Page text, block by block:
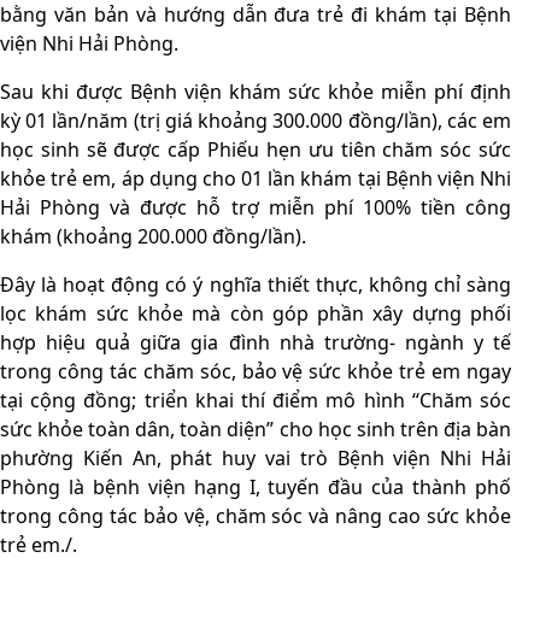
bằng văn bản và hướng dẫn đưa trẻ đi khám tại Bệnh
viện Nhi Hải Phòng.
Sau khi được Bệnh viện khám sức khỏe miễn phí định
kỳ 01 lần/năm (trị giá khoảng 300.000 đồng/lần), các em
học sinh sẽ được cấp Phiếu hẹn ưu tiên chăm sóc sức
khỏe trẻ em, áp dụng cho 01 lần khám tại Bệnh viện Nhi
Hải Phòng và được hỗ trợ miễn phí 100% tiền công
khám (khoảng 200.000 đồng/lần).
Đây là hoạt động có ý nghĩa thiết thực, không chỉ sàng
lọc khám sức khỏe mà còn góp phần xây dựng phối
hợp hiệu quả giữa gia đình nhà trường- ngành y tế
trong công tác chăm sóc, bảo vệ sức khỏe trẻ em ngay
tại cộng đồng; triển khai thí điểm mô hình “Chăm sóc
sức khỏe toàn dân, toàn diện” cho học sinh trên địa bàn
phường Kiến An, phát huy vai trò Bệnh viện Nhi Hải
Phòng là bệnh viện hạng I, tuyến đầu của thành phố
trong công tác bảo vệ, chăm sóc và nâng cao sức khỏe
trẻ em./.